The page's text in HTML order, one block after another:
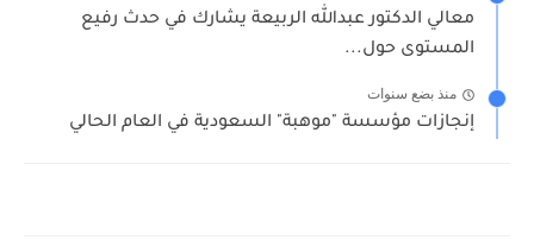
معالي الدكتور عبدالله الربيعة يشارك في حدث رفيع
المستوى حول...
منذ بضع سنوات
إنجازات مؤسسة "موهبة" السعودية في العام الحالي